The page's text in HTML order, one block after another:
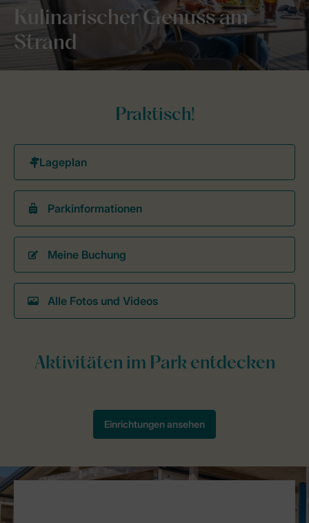
Kulinarischer Genuss am
Strand
Praktisch!
Parkinformationen
Meine Buchung
Alle Fotos und Videos
Service Rating from our guests